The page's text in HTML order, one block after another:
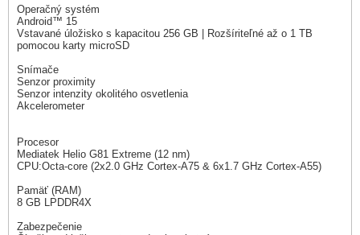
Operačný systém
Android™ 15
Vstavané úložisko s kapacitou 256 GB | Rozšíriteľné až o 1 TB
pomocou karty microSD
Snímače
Senzor proximity
Senzor intenzity okolitého osvetlenia
Akcelerometer
Procesor
Mediatek Helio G81 Extreme (12 nm)
CPU:Octa-core (2x2.0 GHz Cortex-A75 & 6x1.7 GHz Cortex-A55)
Pamäť (RAM)
8 GB LPDDR4X
Zabezpečenie